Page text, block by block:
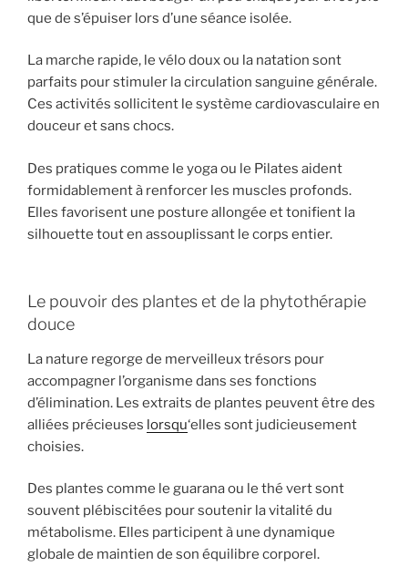
que de s’épuiser lors d’une séance isolée.
La marche rapide, le vélo doux ou la natation sont
parfaits pour stimuler la circulation sanguine générale.
Ces activités sollicitent le système cardiovasculaire en
douceur et sans chocs.
Des pratiques comme le yoga ou le Pilates aident
formidablement à renforcer les muscles profonds.
Elles favorisent une posture allongée et tonifient la
silhouette tout en assouplissant le corps entier.
Le pouvoir des plantes et de la phytothérapie
douce
La nature regorge de merveilleux trésors pour
accompagner l’organisme dans ses fonctions
d’élimination. Les extraits de plantes peuvent être des
alliées précieuses lorsqu‘elles sont judicieusement
choisies.
Des plantes comme le guarana ou le thé vert sont
souvent plébiscitées pour soutenir la vitalité du
métabolisme. Elles participent à une dynamique
globale de maintien de son équilibre corporel.